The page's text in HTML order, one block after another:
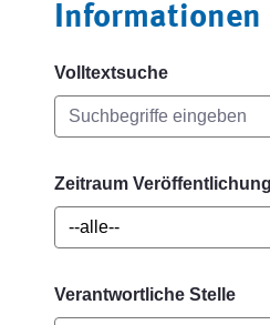
Informationen
Volltextsuche
Zeitraum Veröffentlichung
Verantwortliche Stelle